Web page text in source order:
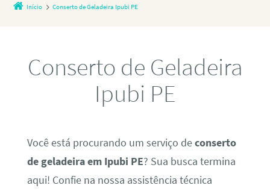
Início Conserto de Geladeira Ipubi PE
Conserto de Geladeira
Ipubi PE
Você está procurando um serviço deconserto
de geladeira em Ipubi PE? Sua busca termina
aqui! Confie na nossa assistência técnica